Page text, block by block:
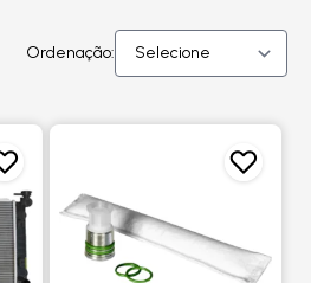
Ordenação: